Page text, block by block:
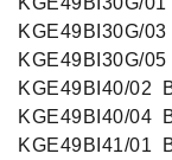
KGE49BI30G/
KGE49BI30G/
KGE49BI40/02
KGE49BI40/04
KGE49BI41/01